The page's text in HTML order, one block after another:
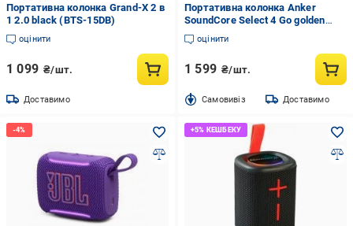
Портативна колонка Grand-X 2 в
1 2.0 black (BTS-15DB)
оцінити
1 099 ₴/шт.
Доставимо
Портативна колонка Anker
SoundСore Select 4 Go golden
(A31X1BB1)
оцінити
1 599 ₴/шт.
Cамовивіз Доставимо